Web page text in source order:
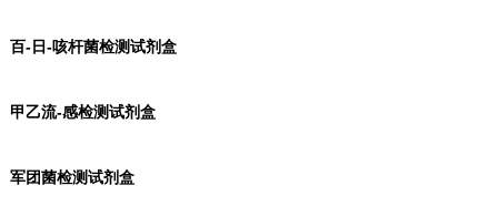
百-日-咳杆菌检测试剂盒
甲乙流-感检测试剂盒
军团菌检测试剂盒